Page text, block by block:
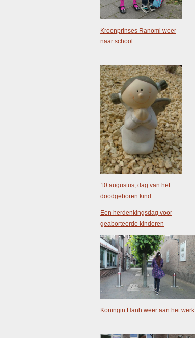
Kroonprinses Ranomi weer
naar school
10 augustus, dag van het
doodgeboren kind
Een herdenkingsdag voor
geaborteerde kinderen
Koningin Hanh weer aan het werk